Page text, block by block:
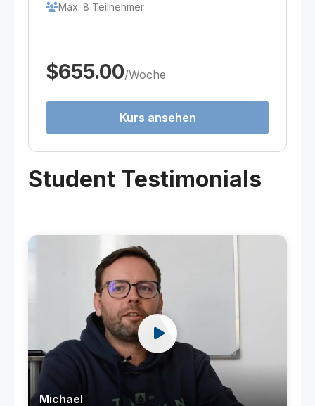
Max. 8 Teilnehmer
$655.00/Woche
Kurs ansehen
Student Testimonials
Michael